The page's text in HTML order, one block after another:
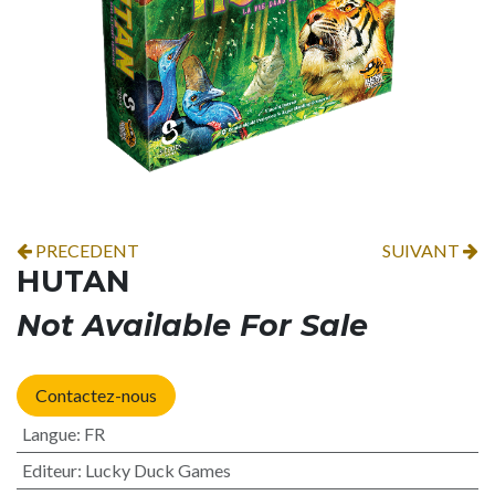
PRECEDENT SUIVANT
HUTAN
Not Available For Sale
Contactez-nous
Langue: FR
Editeur: Lucky Duck Games